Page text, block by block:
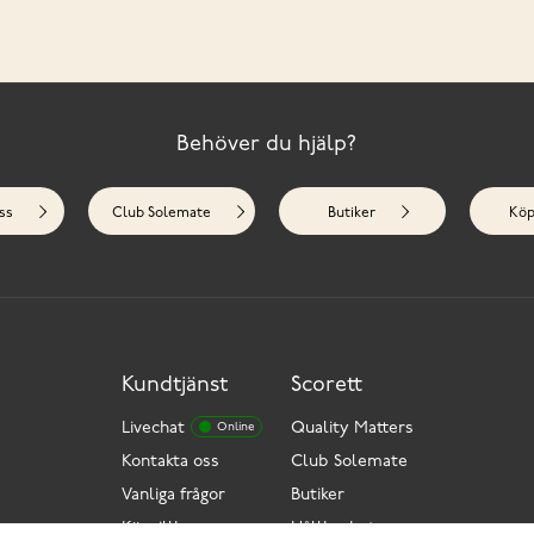
Behöver du hjälp?
Club Solemate Butiker
Kundtjänst
Livechat Online
Kontakta oss
Vanliga frågor
Köpvillkor
Scorett
Quality Matters
Club Solemate
Butiker
Hållbarhet